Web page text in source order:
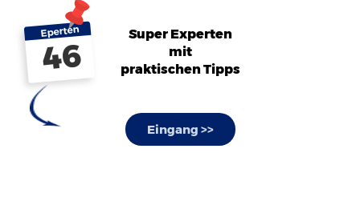
Super Experten
mit
praktischen Tipps
Eperten
46
Eingang >>